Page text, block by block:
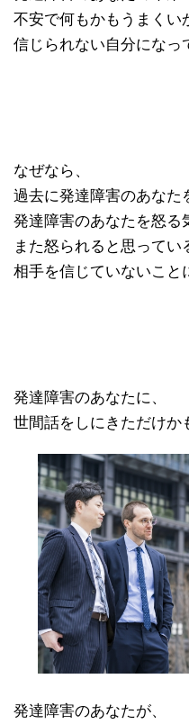
不安で何もかもうまくい
信じられない自分になっ
なぜなら、
過去に発達障害のあなた
発達障害のあなたを怒る
また怒られると思ってい
相手を信じていないこと
発達障害のあなたに、
世間話をしにきただけか
発達障害のあなたが、